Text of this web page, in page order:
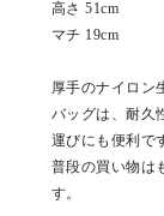
高さ 51cm
マチ 19cm
厚手のナイロン
バッグは、耐久
運びにも便利で
普段の買い物は
す。